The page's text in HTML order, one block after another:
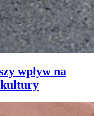
wpływ na
kultury